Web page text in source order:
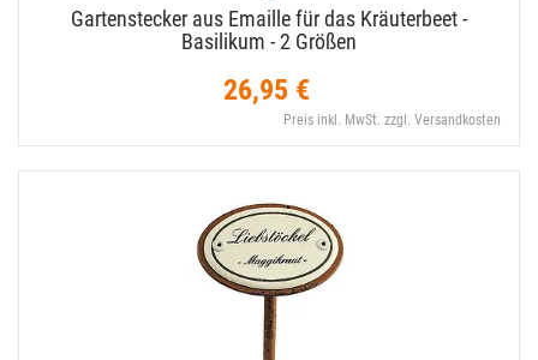
Gartenstecker aus Emaille für das Kräuterbeet -
Basilikum - 2 Größen
26,95 €
Preis inkl. MwSt. zzgl. Versandkosten